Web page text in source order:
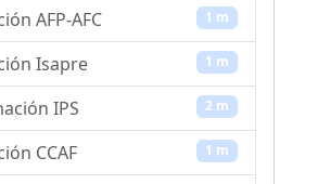
AFP-AFC 1 m
Isapre 1 m
IPS 2 m
CCAF 1 m